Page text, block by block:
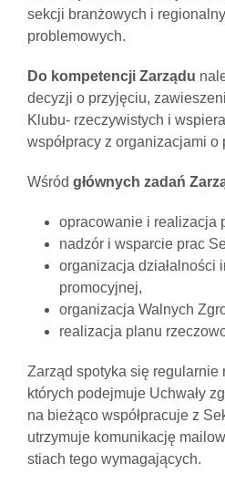
sekcji branżowych i
problemowych.
Do kompetencji Zarządu
decyzji o przyjęciu,
Klubu- rzeczywistych i
współpracy z organizacjami
Wśród głównych zadań
opracowanie i realizacja
nadzór i wsparcie prac
organizacja działalności
promocyjnej,
organizacja Walnych
realizacja planu
Zarząd spotyka się regularnie
których podejmuje Uchwały
na bieżąco współpracuje z
utrzymuje komunikację
stiach tego wymagających.